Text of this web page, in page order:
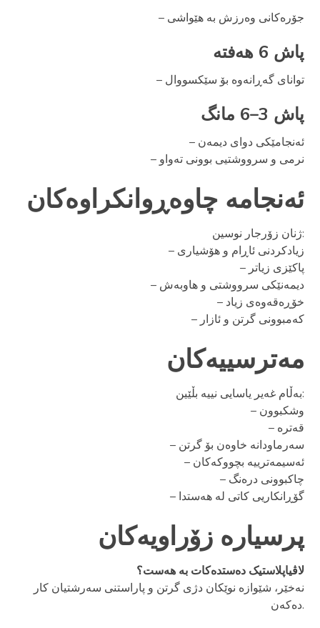
– جۆرەکانی وەرزش بە هێواشی
پاش 6 هەفتە
– توانای گەڕانەوە بۆ سێکسووال
پاش 3–6 مانگ
– ئەنجامێکی دوای دیمەن
– نرمی و سرووشتیی بوونی تەواو
ئەنجامە چاوەڕوانکراوەکان
ژنان زۆرجار نوسین:
– زیادکردنی ئاڕام و هۆشیاری
– پاکێزی زیاتر
– دیمەنێکی سرووشتی و هاوبەش
– خۆڕەقەوەی زیاد
– کەمبوونی گرتن و ئازار
مەترسییەکان
بەڵام غەیر یاسایی نییە بڵێین:
– وشکبوون
– قەترە
– سەرماودانە خاوەن بۆ گرتن
– ئەسیمەترییە بچووکەکان
– چاکبوونی درەنگ
– گۆڕانکاریی کاتی لە هەستدا
پرسیارە زۆراویەکان
لاڤیاپلاستیک دەستدەکات بە هەست؟
نەخێر، شێوازە نوێکان دژی گرتن و پاراستنی سەرشتیان کار
دەکەن.